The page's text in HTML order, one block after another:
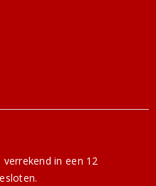
in een 12